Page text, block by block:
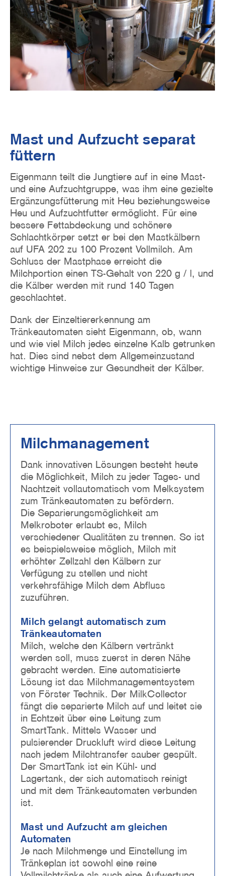
Mast und Aufzucht separat
füttern
Eigenmann teilt die Jungtiere auf in eine Mast-
und eine Aufzuchtgruppe, was ihm eine gezielte
Ergänzungsfütterung mit Heu beziehungsweise
Heu und Aufzuchtfutter ermöglicht. Für eine
bessere Fettabdeckung und schönere
Schlachtkörper setzt er bei den Mastkälbern
auf UFA 202 zu 100 Prozent Vollmilch. Am
Schluss der Mastphase erreicht die
Milchportion einen TS-Gehalt von 220 g / l, und
die Kälber werden mit rund 140 Tagen
geschlachtet.
Dank der Einzeltiererkennung am
Tränkeautomaten sieht Eigenmann, ob, wann
und wie viel Milch jedes einzelne Kalb getrunken
hat. Dies sind nebst dem Allgemeinzustand
wichtige Hinweise zur Gesundheit der Kälber.
Milchmanagement
Dank innovativen Lösungen besteht heute
die Möglichkeit, Milch zu jeder Tages- und
Nachtzeit vollautomatisch vom Melksystem
zum Tränkeautomaten zu befördern.
Die Separierungsmöglichkeit am
Melkroboter erlaubt es, Milch
verschiedener Qualitäten zu trennen. So ist
es beispielsweise möglich, Milch mit
erhöhter Zellzahl den Kälbern zur
Verfügung zu stellen und nicht
verkehrsfähige Milch dem Abfluss
zuzuführen.
Milch gelangt automatisch zum
Tränkeautomaten
Milch, welche den Kälbern vertränkt
werden soll, muss zuerst in deren Nähe
gebracht werden. Eine automatisierte
Lösung ist das Milchmanagementsystem
von Förster Technik. Der MilkCollector
fängt die separierte Milch auf und leitet sie
in Echtzeit über eine Leitung zum
SmartTank. Mittels Wasser und
pulsierender Druckluft wird diese Leitung
nach jedem Milchtransfer sauber gespült.
Der SmartTank ist ein Kühl- und
Lagertank, der sich automatisch reinigt
und mit dem Tränkeautomaten verbunden
ist.
Mast und Aufzucht am gleichen
Automaten
Je nach Milchmenge und Einstellung im
Tränkeplan ist sowohl eine reine